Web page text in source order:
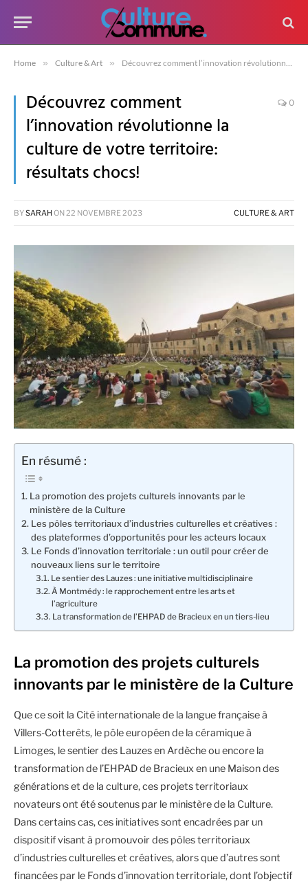
Home » Culture & Art » Découvrez comment l’innovation révolutionne la culture de votre territoire: résultats chocs!
Découvrez comment
l’innovation révolutionne la
culture de votre territoire:
résultats chocs!
0
BYSARAH ON 22 NOVEMBRE 2023 CULTURE & ART
En résumé :
La promotion des projets culturels innovants par le
ministère de la Culture
Les pôles territoriaux d’industries culturelles et créatives :
des plateformes d’opportunités pour les acteurs locaux
Le Fonds d’innovation territoriale : un outil pour créer de
nouveaux liens sur le territoire
Le sentier des Lauzes : une initiative multidisciplinaire
À Montmédy : le rapprochement entre les arts et
l’agriculture
La transformation de l’EHPAD de Bracieux en un tiers-lieu
La promotion des projets culturels
innovants par le ministère de la Culture
Que ce soit la Cité internationale de la langue française à
Villers-Cotterêts, le pôle européen de la céramique à
Limoges, le sentier des Lauzes en Ardèche ou encore la
transformation de l’EHPAD de Bracieux en une Maison des
générations et de la culture, ces projets territoriaux
novateurs ont été soutenus par le ministère de la Culture.
Dans certains cas, ces initiatives sont encadrées par un
dispositif visant à promouvoir des pôles territoriaux
d’industries culturelles et créatives, alors que d’autres sont
financées par le Fonds d’innovation territoriale, dont l’objectif